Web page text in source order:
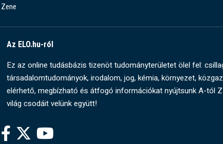
Zene
Az ELO.hu-ról
Ez az online tudásbázis tizenöt tudományterületet ölel fel:
társadalomtudományok, irodalom, jog, kémia, környezet,
elérhető, megbízható és átfogó információkat nyújtsunk A-tól
világ csodáit velünk együtt!